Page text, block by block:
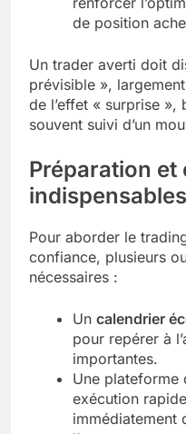
de position
Un trader averti doit
prévisible »,
de l’effet « surprise »,
souvent suivi d’un
Préparation et
indispensables
Pour aborder le
confiance, plusieurs
nécessaires :
Un calendrier
pour repérer à
importantes.
Une plateforme
exécution
immédiatement